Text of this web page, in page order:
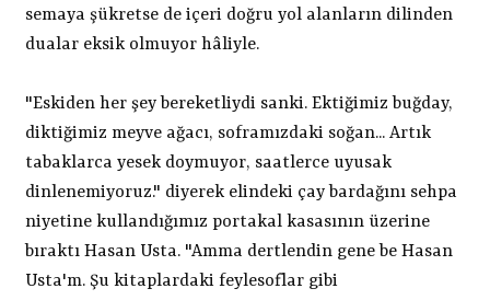
semaya şükretse de içeri doğru yol alanların dilinden
dualar eksik olmuyor hâliyle.
"Eskiden her şey bereketliydi sanki. Ektiğimiz buğday,
diktiğimiz meyve ağacı, soframızdaki soğan... Artık
tabaklarca yesek doymuyor, saatlerce uyusak
dinlenemiyoruz." diyerek elindeki çay bardağını sehpa
niyetine kullandığımız portakal kasasının üzerine
bıraktı Hasan Usta. "Amma dertlendin gene be Hasan
Usta'm. Şu kitaplardaki feylesoflar gibi